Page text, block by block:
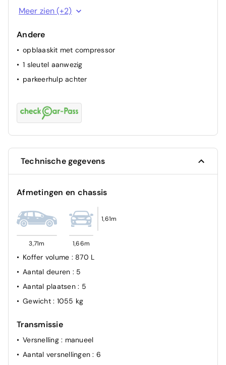
airbag passagier
Meer zien (+2)
Andere
opblaaskit met compressor
1 sleutel aanwezig
parkeerhulp achter
Technische gegevens
Afmetingen en chassis
3,71m 1,66m
1,61m
Koffer volume : 870 L
Aantal deuren : 5
Aantal plaatsen : 5
Gewicht : 1055 kg
Transmissie
Versnelling : manueel
Aantal versnellingen: 6